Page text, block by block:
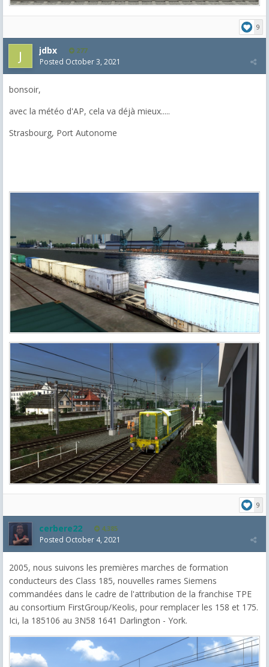
9
jdbx 277
Posted October 3, 2021
bonsoir,
avec la météo d'AP, cela va déjà mieux.....
Strasbourg, Port Autonome
9
cerbere22 4,385
Posted October 4, 2021
2005, nous suivons les premières marches de formation
conducteurs des Class 185, nouvelles rames Siemens
commandées dans le cadre de l'attribution de la franchise TPE
au consortium FirstGroup/Keolis, pour remplacer les 158 et 175.
Ici, la 185106 au 3N58 1641 Darlington - York.